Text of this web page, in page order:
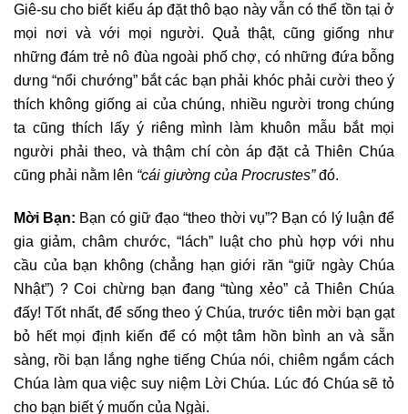
Giê-su cho biết kiểu áp đặt thô bạo này vẫn có thể tồn tại ở
mọi nơi và với mọi người. Quả thật, cũng giống như
những đám trẻ nô đùa ngoài phố chợ, có những đứa bỗng
dưng “nổi chướng” bắt các bạn phải khóc phải cười theo ý
thích không giống ai của chúng, nhiều người trong chúng
ta cũng thích lấy ý riêng mình làm khuôn mẫu bắt mọi
người phải theo, và thậm chí còn áp đặt cả Thiên Chúa
cũng phải nằm lên “cái giường của Procrustes”đó.
Mời Bạn: Bạn có giữ đạo “theo thời vụ”? Bạn có lý luận để
gia giảm, châm chước, “lách” luật cho phù hợp với nhu
cầu của bạn không (chẳng hạn giới răn “giữ ngày Chúa
Nhật”) ? Coi chừng bạn đang “tùng xẻo” cả Thiên Chúa
đấy! Tốt nhất, để sống theo ý Chúa, trước tiên mời bạn gạt
bỏ hết mọi định kiến để có một tâm hồn bình an và sẵn
sàng, rồi bạn lắng nghe tiếng Chúa nói, chiêm ngắm cách
Chúa làm qua việc suy niệm Lời Chúa. Lúc đó Chúa sẽ tỏ
cho bạn biết ý muốn của Ngài.